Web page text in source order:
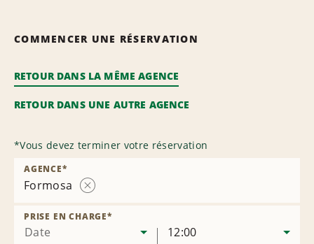
COMMENCER UNE RÉSERVATION
RETOUR DANS LA MÊME AGENCE
RETOUR DANS UNE AUTRE AGENCE
*Vous devez terminer votre réservation
Formosa
l’agence
AGENCE*
Date
PRISE EN CHARGE*
12:00